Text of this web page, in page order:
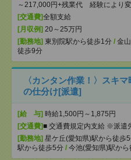
～217,000円+残業代 経験により変
[交通費]全額支給
[月収例] 20～25万円
[勤務地] 東別院駅から徒歩1分 / 金
徒歩9分
〈カンタン作業！〉スキ
の仕分け[派遣]
[給 与] 時給1,500円～1,875円
[交通費]■ 交通費規定内支給 ※派遣
[勤務地] 星ケ丘(愛知県)駅から徒歩
駅から徒歩5分 / 今池(愛知県)駅か